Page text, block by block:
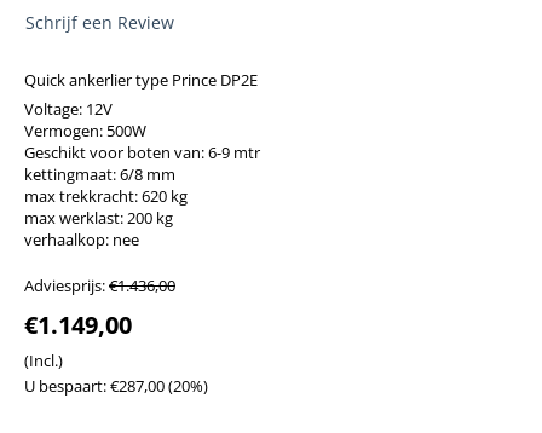
Schrijf een Review
Quick ankerlier type Prince DP2E
Voltage: 12V
Vermogen: 500W
Geschikt voor boten van: 6-9 mtr
kettingmaat: 6/8 mm
max trekkracht: 620 kg
max werklast: 200 kg
verhaalkop: nee
Adviesprijs:€1.436,00
€1.149,00
(Incl.)
U bespaart:€287,00(20%)